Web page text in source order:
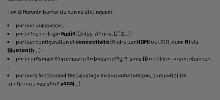
Les différents barres de son se distinguent :
par leur puissance ;
par la technologieaudio (Dolby, Atmos, DTS...) ;
par leur configuration etconnectivité (filaire parHDMIou USB, sans filvia
Bluetooth...) ;
par la présence d'un caisson de basse intégré, sans filou filaire ou son absence
;
par leurs fonctionnalités (ajustage du son automatique, compatibilité
multiroom, assistantvocal...).